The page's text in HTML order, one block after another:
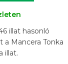
illat hasonló
Mancera Tonka
illat.